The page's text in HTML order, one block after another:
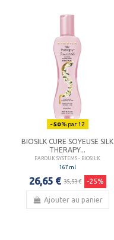
- 50% par 12
BIOSILK CURE SOYEUSE SILK
THERAPY...
FAROUK SYSTEMS - BIOSILK
167 ml
26,65 € 35,53 € -25%
Ajouter au panier